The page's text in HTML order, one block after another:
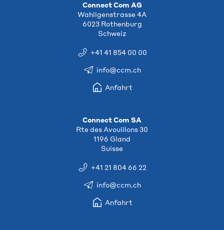
Connect Com AG
Wahligenstrasse 4A
6023 Rothenburg
Schweiz
+41 41 854 00 00
info@ccm.ch
Anfahrt
Connect Com SA
Rte des Avouillons 30
1196 Gland
Suisse
+41 21 804 66 22
info@ccm.ch
Anfahrt